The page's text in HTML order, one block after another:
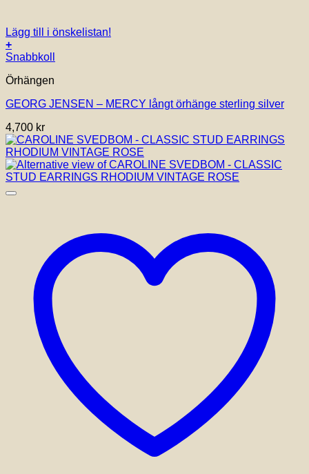
Lägg till i önskelistan!
+
Snabbkoll
Örhängen
GEORG JENSEN – MERCY långt örhänge sterling silver
4,700 kr